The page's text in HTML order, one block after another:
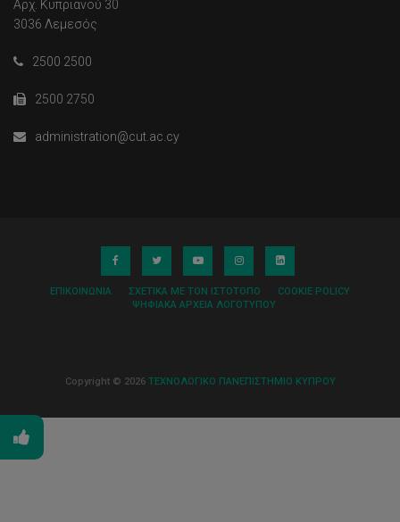
Αρχ. Κυπριανού 30
3036 Λεμεσός
2500 2500
2500 2750
administration@cut.ac.cy
ΕΠΙΚΟΙΝΩΝΊΑ ΣΧΕΤΙΚΆ ΜΕ ΤΟΝ ΙΣΤΌΤΟΠΟ
COOKIE POLICY
ΨΗΦΙΑΚΆ ΑΡΧΕΊΑ ΛΟΓΌΤΥΠΟΥ
Copyright © 2026 ΤΕΧΝΟΛΟΓΙΚΟ ΠΑΝΕΠΙΣΤΗΜΙΟ ΚΥΠΡΟΥ